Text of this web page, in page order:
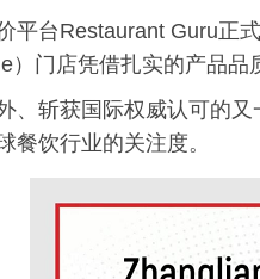
平台Restaurant Guru正
）门店凭借扎实的产品品
、斩获国际权威认可的
餐饮行业的关注度。